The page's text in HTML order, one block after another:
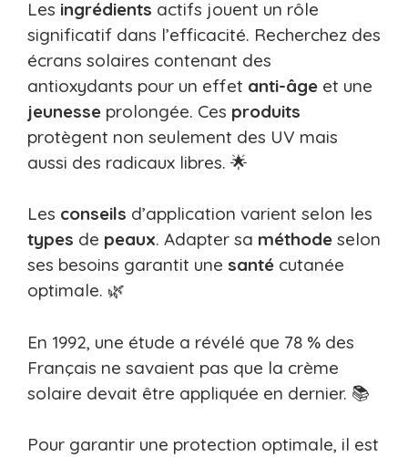
Les ingrédients actifs jouent un rôle
significatif dans l’efficacité. Recherchez des
écrans solaires contenant des
antioxydants pour un effet anti-âge et une
jeunesse prolongée. Ces produits
protègent non seulement des UV mais
aussi des radicaux libres. 🌟
Les conseils d’application varient selon les
types de peaux. Adapter sa méthode selon
ses besoins garantit une santé cutanée
optimale. 🌿
En 1992, une étude a révélé que 78 % des
Français ne savaient pas que la crème
solaire devait être appliquée en dernier. 📚
Pour garantir une protection optimale, il est